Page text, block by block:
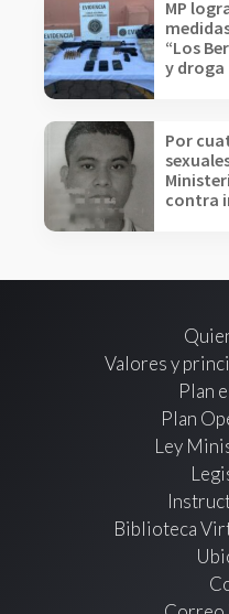
MP
“Los
y droga
Por
contra
Valores y
Plan
Plan
Ley
Biblioteca